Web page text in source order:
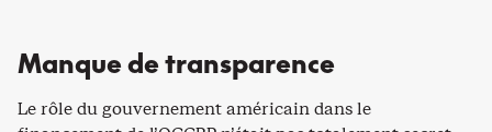
Manque de transparence
Le rôle du gouvernement américain dans le